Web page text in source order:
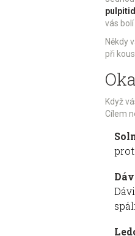
vás bolí
Někdy
při
Když
Cílem